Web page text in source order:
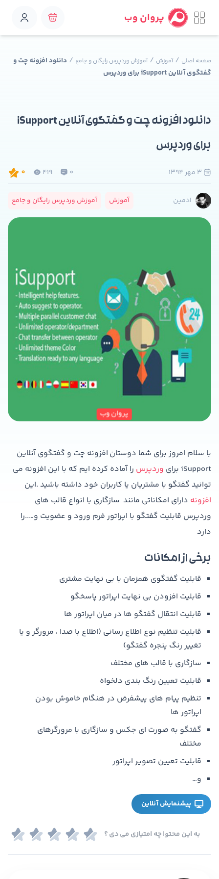
پروان وب
صفحه اصلی /آموزش /آموزش وردپرس رایگان و جامع / دانلود افزونه چت و
گفتگوی آنلاین iSupport برای وردپرس
0
419
0
دانلود افزونه چت و گفتگوی آنلاین iSupport
برای وردپرس
ادمین آموزش آموزش وردپرس رایگان و جامع
با سلام امروز برای شما دوستان افزونه چت و گفتگوی آنلاین
iSupport برای
وردپرس را آماده کرده ایم که با این افزونه می
توانید گفتگو با مشتریان یا کاربران خود داشته باشید .این
افزونه دارای امکاناتی مانند سازگاری با انواع قالب های
وردپرس قابلیت گفتگو با اپراتور فرم ورود و عضویت و…..را
دارد
برخی از امکانات
قابلیت گفتگوی همزمان با بی نهایت مشتری
قابلیت افزودن بی نهایت اپراتور پاسخگو
قابلیت انتقال گفتگو ها در میان اپراتور ها
قابلیت تنظیم نوع اطلاع رسانی (اطلاع با صدا ، مرورگر و یا
تغییر رنگ پنجره گفتگو)
سازگاری با قالب های مختلف
قابلیت تعیین رنگ بندی دلخواه
تنظیم پیام های پیشفرض در هنگام خاموش بودن
اپراتور ها
گفتگو به صورت ای جکس و سازگاری با مرورگرهای
مختلف
قابلیت تعیین تصویر اپراتور
و…
پیشنمایش آنلاین
به این محتوا چه امتیازی می دی ؟